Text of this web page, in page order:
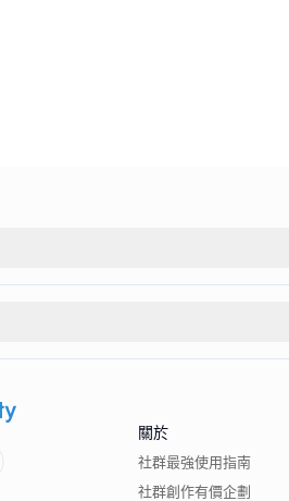
關於
社群最強使用指南
社群創作有價企劃